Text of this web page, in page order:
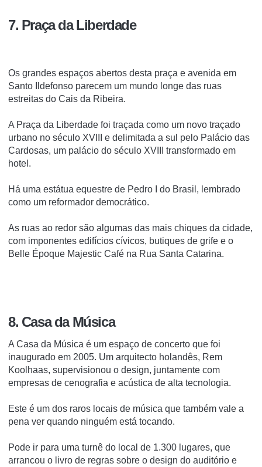
7. Praça da Liberdade
Os grandes espaços abertos desta praça e avenida em
Santo Ildefonso parecem um mundo longe das ruas
estreitas do Cais da Ribeira.
A Praça da Liberdade foi traçada como um novo traçado
urbano no século XVIII e delimitada a sul pelo Palácio das
Cardosas, um palácio do século XVIII transformado em
hotel.
Há uma estátua equestre de Pedro I do Brasil, lembrado
como um reformador democrático.
As ruas ao redor são algumas das mais chiques da cidade,
com imponentes edifícios cívicos, butiques de grife e o
Belle Époque Majestic Café na Rua Santa Catarina.
8. Casa da Música
A Casa da Música é um espaço de concerto que foi
inaugurado em 2005. Um arquitecto holandês, Rem
Koolhaas, supervisionou o design, juntamente com
empresas de cenografia e acústica de alta tecnologia.
Este é um dos raros locais de música que também vale a
pena ver quando ninguém está tocando.
Pode ir para uma turnê do local de 1.300 lugares, que
arrancou o livro de regras sobre o design do auditório e